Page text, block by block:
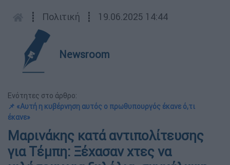
┋ Πολιτική ┋ 19.06.2025 14:44
Newsroom
Ενότητες στο άρθρο:
📌 «Αυτή η κυβέρνηση αυτός ο πρωθυπουργός έκανε ό,τι
έκανε»
Μαρινάκης κατά αντιπολίτευσης
για Τέμπη: Ξέχασαν χτες να